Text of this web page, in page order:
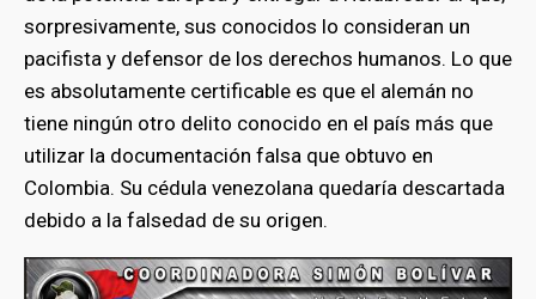
sorpresivamente, sus conocidos lo consideran un
pacifista y defensor de los derechos humanos. Lo que
es absolutamente certificable es que el alemán no
tiene ningún otro delito conocido en el país más que
utilizar la documentación falsa que obtuvo en
Colombia. Su cédula venezolana quedaría descartada
debido a la falsedad de su origen.